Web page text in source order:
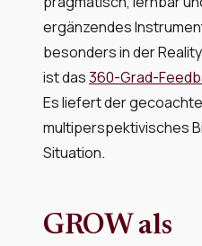
ergänzendes
besonders in der
ist das360-Grad-
Es liefert der
multiperspektivisches
Situation.
GROW als